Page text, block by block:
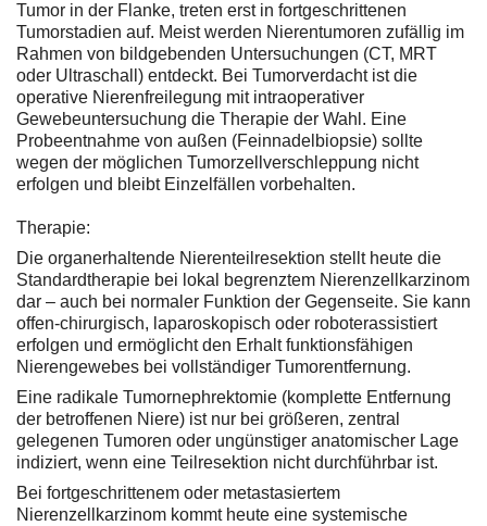
Tumor in der Flanke, treten erst in fortgeschrittenen
Tumorstadien auf. Meist werden Nierentumoren zufällig im
Rahmen von bildgebenden Untersuchungen (CT, MRT
oder Ultraschall) entdeckt. Bei Tumorverdacht ist die
operative Nierenfreilegung mit intraoperativer
Gewebeuntersuchung die Therapie der Wahl. Eine
Probeentnahme von außen (Feinnadelbiopsie) sollte
wegen der möglichen Tumorzellverschleppung nicht
erfolgen und bleibt Einzelfällen vorbehalten.
Therapie:
Die organerhaltende Nierenteilresektion stellt heute die
Standardtherapie bei lokal begrenztem Nierenzellkarzinom
dar – auch bei normaler Funktion der Gegenseite. Sie kann
offen-chirurgisch, laparoskopisch oder roboterassistiert
erfolgen und ermöglicht den Erhalt funktionsfähigen
Nierengewebes bei vollständiger Tumorentfernung.
Eine radikale Tumornephrektomie (komplette Entfernung
der betroffenen Niere) ist nur bei größeren, zentral
gelegenen Tumoren oder ungünstiger anatomischer Lage
indiziert, wenn eine Teilresektion nicht durchführbar ist.
Bei fortgeschrittenem oder metastasiertem
Nierenzellkarzinom kommt heute eine systemische